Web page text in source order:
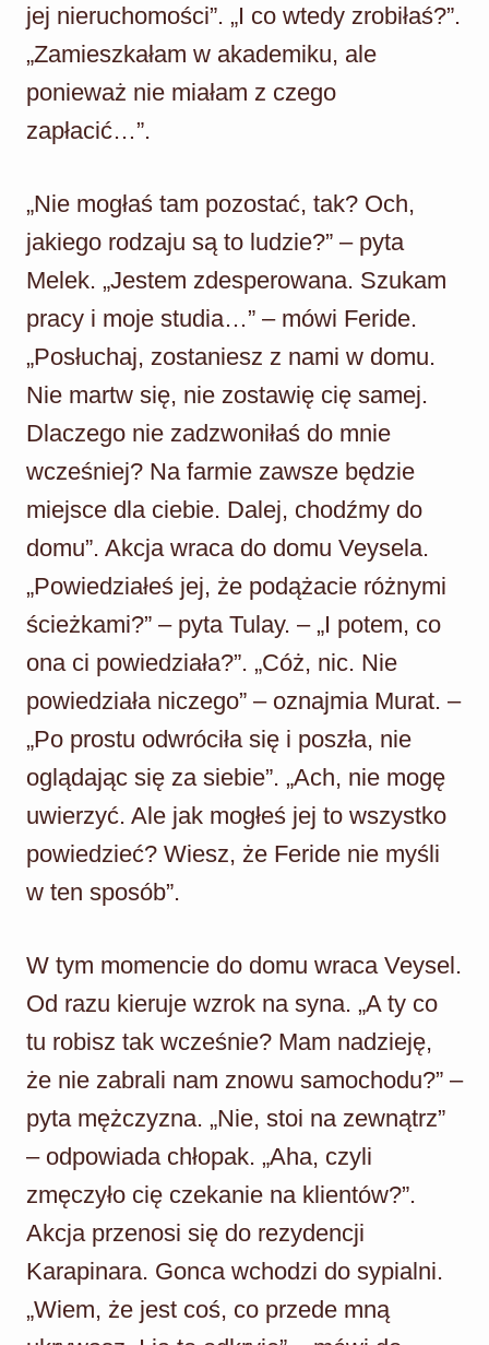
jej nieruchomości”. „I co wtedy zrobiłaś?”.
„Zamieszkałam w akademiku, ale
ponieważ nie miałam z czego
zapłacić…”.
„Nie mogłaś tam pozostać, tak? Och,
jakiego rodzaju są to ludzie?” – pyta
Melek. „Jestem zdesperowana. Szukam
pracy i moje studia…” – mówi Feride.
„Posłuchaj, zostaniesz z nami w domu.
Nie martw się, nie zostawię cię samej.
Dlaczego nie zadzwoniłaś do mnie
wcześniej? Na farmie zawsze będzie
miejsce dla ciebie. Dalej, chodźmy do
domu”. Akcja wraca do domu Veysela.
„Powiedziałeś jej, że podążacie różnymi
ścieżkami?” – pyta Tulay. – „I potem, co
ona ci powiedziała?”. „Cóż, nic. Nie
powiedziała niczego” – oznajmia Murat. –
„Po prostu odwróciła się i poszła, nie
oglądając się za siebie”. „Ach, nie mogę
uwierzyć. Ale jak mogłeś jej to wszystko
powiedzieć? Wiesz, że Feride nie myśli
w ten sposób”.
W tym momencie do domu wraca Veysel.
Od razu kieruje wzrok na syna. „A ty co
tu robisz tak wcześnie? Mam nadzieję,
że nie zabrali nam znowu samochodu?” –
pyta mężczyzna. „Nie, stoi na zewnątrz”
– odpowiada chłopak. „Aha, czyli
zmęczyło cię czekanie na klientów?”.
Akcja przenosi się do rezydencji
Karapinara. Gonca wchodzi do sypialni.
„Wiem, że jest coś, co przede mną